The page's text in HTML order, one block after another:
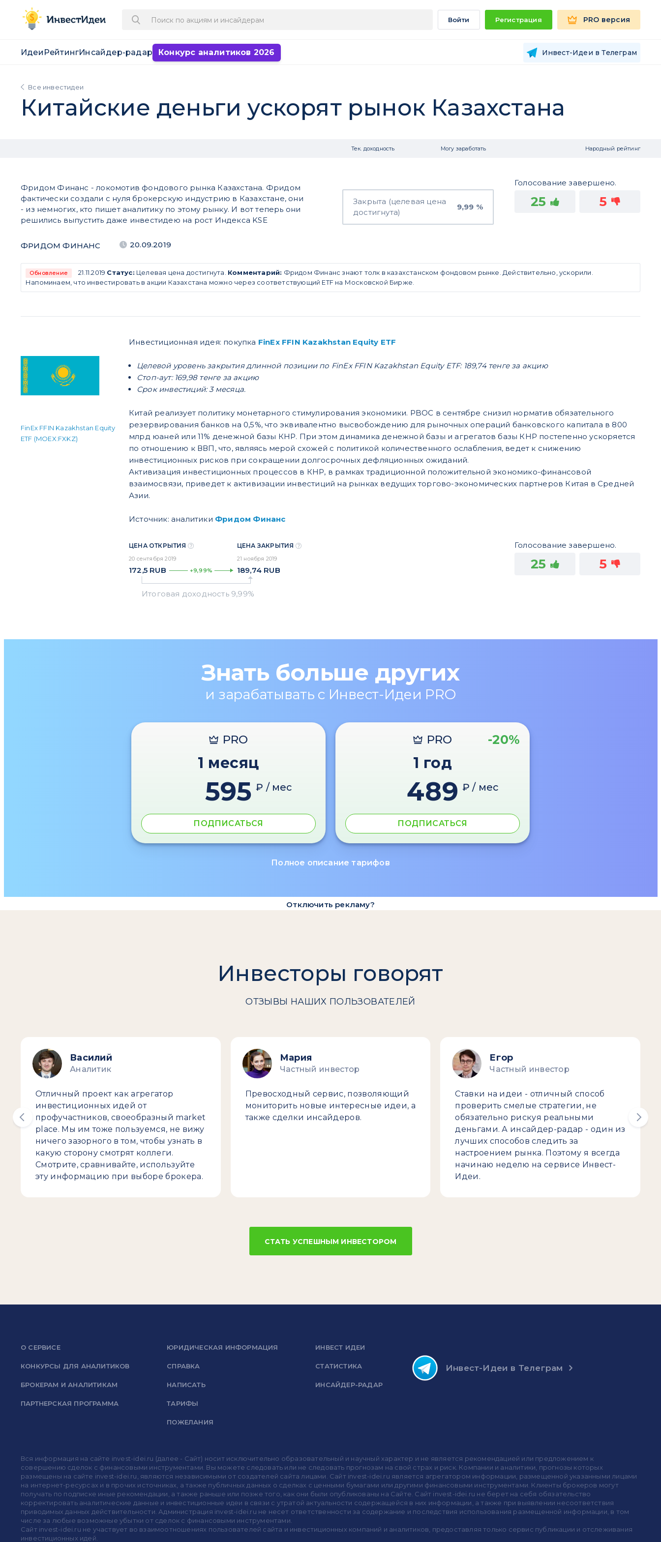
Войти Регистрация PRO версия
Идеи РейтингИнсайдер-радар Конкурс аналитиков 2026 Инвест-Идеи в Телеграм
Все инвестидеи
Китайские деньги ускорят рынок Казахстана
Тек. доходность Могу заработать Народный рейтинг
Фридом Финанс - локомотив фондового рынка Казахстана. Фридом
фактически создали с нуля брокерскую индустрию в Казахстане, они
- из немногих, кто пишет аналитику по этому рынку. И вот теперь они
решились выпустить даже инвестидею на рост Индекса KSE
Закрыта (целевая цена
достигнута)
9,99 %
Голосование завершено.
25 5
ФРИДОМ ФИНАНС 20.09.2019
Обновление 21.11.2019 Статус: Целевая цена достигнута. Комментарий: Фридом Финанс знают толк в казахстанском фондовом рынке. Действительно, ускорили.
Напоминаем, что инвестировать в акции Казахстана можно через соответствующий ETF на Московской Бирже.
FinEx FFIN Kazakhstan Equity
ETF (MOEX:FXKZ)
Инвестиционная идея: покупка FinEx FFIN Kazakhstan Equity ETF
Целевой уровень закрытия длинной позиции по FinEx FFIN Kazakhstan Equity ETF: 189,74 тенге за акцию
Стоп-аут: 169,98 тенге за акцию
Срок инвестиций: 3 месяца.
Китай реализует политику монетарного стимулирования экономики. PBOC в сентябре снизил норматив обязательного
резервирования банков на 0,5%, что эквивалентно высвобождению для рыночных операций банковского капитала в 800
млрд юаней или 11% денежной базы КНР. При этом динамика денежной базы и агрегатов базы КНР постепенно ускоряется
по отношению к ВВП, что, являясь мерой схожей с политикой количественного ослабления, ведет к снижению
инвестиционных рисков при сокращении долгосрочных дефляционных ожиданий.
Активизация инвестиционных процессов в КНР, в рамках традиционной положительной экономико-финансовой
взаимосвязи, приведет к активизации инвестиций на рынках ведущих торгово-экономических партнеров Китая в Средней
Азии.
Источник: аналитики Фридом Финанс
ЦЕНА ОТКРЫТИЯ
20 сентября 2019
172,5 RUB +9,99%
ЦЕНА ЗАКРЫТИЯ
21 ноября 2019
189,74 RUB
Голосование завершено.
25 5
Знать больше других
и зарабатывать с Инвест-Идеи PRO
PRO
1 месяц
595 ₽ / мес
ПОДПИСАТЬСЯ
PRO -20%
1 год
489 ₽ / мес
ПОДПИСАТЬСЯ
Полное описание тарифов
Отключить рекламу?
Инвесторы говорят
ОТЗЫВЫ НАШИХ ПОЛЬЗОВАТЕЛЕЙ
Василий
Аналитик
Отличный проект как агрегатор
инвестиционных идей от
профучастников, своеобразный market
place. Мы им тоже пользуемся, не вижу
ничего зазорного в том, чтобы узнать в
какую сторону смотрят коллеги.
Смотрите, сравнивайте, используйте
эту информацию при выборе брокера.
Мария
Частный инвестор
Превосходный сервис, позволяющий
мониторить новые интересные идеи, а
также сделки инсайдеров.
Егор
Частный инвестор
Ставки на идеи - отличный способ
проверить смелые стратегии, не
обязательно рискуя реальными
деньгами. А инсайдер-радар - один из
лучших способов следить за
настроением рынка. Поэтому я всегда
начинаю неделю на сервисе Инвест-
Идеи.
СТАТЬ УСПЕШНЫМ ИНВЕСТОРОМ
Инвест-Идеи в Телеграм
О СЕРВИСЕ
КОНКУРСЫ ДЛЯ АНАЛИТИКОВ
БРОКЕРАМ И АНАЛИТИКАМ
ПАРТНЕРСКАЯ ПРОГРАММА
ЮРИДИЧЕСКАЯ ИНФОРМАЦИЯ
СПРАВКА
НАПИСАТЬ
ТАРИФЫ
ПОЖЕЛАНИЯ
ИНВЕСТ ИДЕИ
СТАТИСТИКА
ИНСАЙДЕР-РАДАР
Вся информация на сайте invest-idei.ru (далее - Сайт) носит исключительно образовательный и научный характер и не является рекомендацией или предложением к
совершению сделок с финансовыми инструментами. Вы можете следовать или не следовать прогнозам на свой страх и риск. Компании и аналитики, прогнозы которых
размещены на сайте invest-idei.ru, являются независимыми от создателей сайта лицами. Сайт invest-idei.ru является агрегатором информации, размещенной указанными лицами
на интернет-ресурсах и в прочих источниках, а также публичных данных о сделках с ценными бумагами или другими финансовыми инструментами. Клиенты брокеров могут
получать по подписке иные рекомендации, а также раньше или позже того, как они были опубликованы на Сайте. Сайт invest-idei.ru не берет на себя обязательство
корректировать аналитические данные и инвестиционные идеи в связи с утратой актуальности содержащейся в них информации, а также при выявлении несоответствия
приводимых данных действительности. Администрация invest-idei.ru не несет ответственности за содержание и последствия использования размещенной информации, в том
числе за любые возможные убытки от сделок с финансовыми инструментами.
Сайт invest-idei.ru не участвует во взаимоотношениях пользователей сайта и инвестиционных компаний и аналитиков, предоставляя только сервис публикации и отслеживания
инвестиционных идей.